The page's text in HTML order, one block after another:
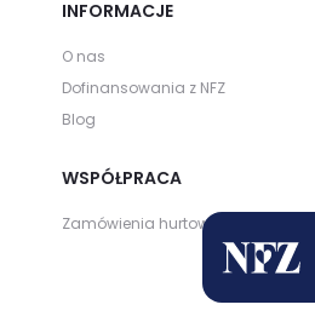
INFORMACJE
O nas
Dofinansowania z NFZ
Blog
WSPÓŁPRACA
Zamówienia hurtowe